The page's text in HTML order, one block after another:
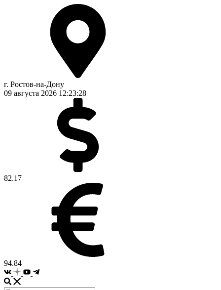
г. Ростов-на-Дону
09 августа 2026 12:23:29
82.17
94.84